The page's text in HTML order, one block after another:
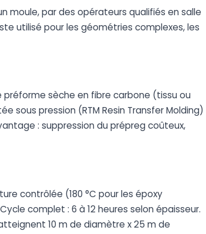
moule, par des opérateurs qualifiés en salle
utilisé pour les géométries complexes, les
préforme sèche en fibre carbone (tissu ou
sous pression (RTM Resin Transfer Molding)
: suppression du prépreg coûteux,
contrôlée (180 °C pour les époxy
complet : 6 à 12 heures selon épaisseur.
10 m de diamètre x 25 m de